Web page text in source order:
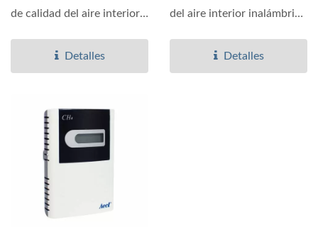
de calidad del aire interior
Detalles
del aire interior inalámbrico
Detalles